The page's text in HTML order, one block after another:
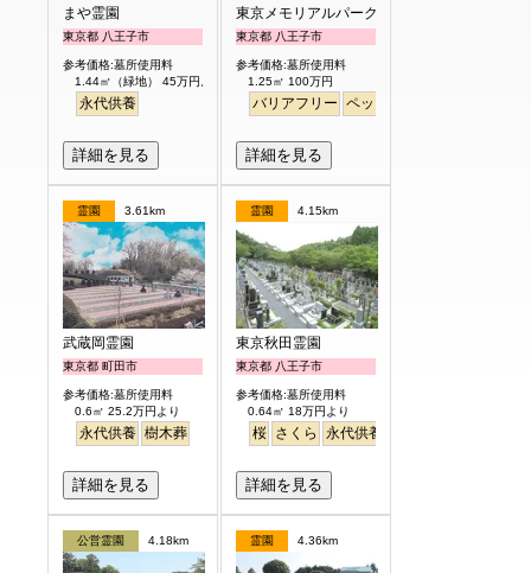
まや霊園
東京都 八王子市
参考価格:墓所使用料
1.44㎡（緑地） 45万円より
永代供養
詳細を見る
東京メモリアルパーク
東京都 八王子市
参考価格:墓所使用料
1.25㎡ 100万円
バリアフリー ペット
詳細を見る
霊園 3.61km
武蔵岡霊園
東京都 町田市
参考価格:墓所使用料
0.6㎡ 25.2万円より
永代供養 樹木葬
詳細を見る
霊園 4.15km
東京秋田霊園
東京都 八王子市
参考価格:墓所使用料
0.64㎡ 18万円より
桜 さくら 永代供養
詳細を見る
公営霊園 4.18km 霊園 4.36km